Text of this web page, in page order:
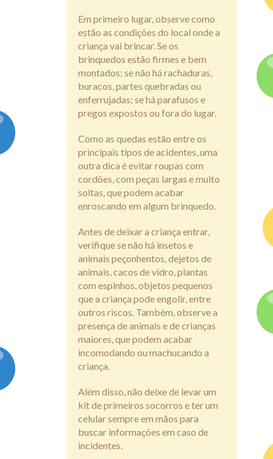
Em primeiro lugar, observe como
estão as condições do local onde a
criança vai brincar. Se os
brinquedos estão firmes e bem
montados; se não há rachaduras,
buracos, partes quebradas ou
enferrujadas; se há parafusos e
pregos expostos ou fora do lugar.
Como as quedas estão entre os
principais tipos de acidentes, uma
outra dica é evitar roupas com
cordões, com peças largas e muito
soltas, que podem acabar
enroscando em algum brinquedo.
Antes de deixar a criança entrar,
verifique se não há insetos e
animais peçonhentos, dejetos de
animais, cacos de vidro, plantas
com espinhos, objetos pequenos
que a criança pode engolir, entre
outros riscos. Também, observe a
presença de animais e de crianças
maiores, que podem acabar
incomodando ou machucando a
criança.
Além disso, não deixe de levar um
kit de primeiros socorros e ter um
celular sempre em mãos para
buscar informações em caso de
incidentes.